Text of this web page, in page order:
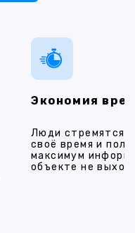
Экономия
Люди стремятся
своё время и
максимум
объекте не